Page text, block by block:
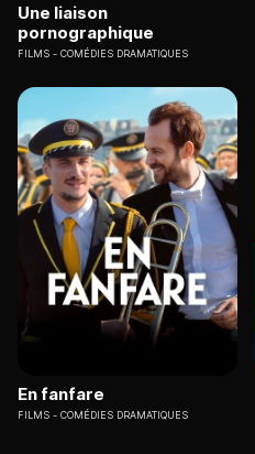
Une liaison
pornographique
FILMS COMÉDIES DRAMATIQUES
En fanfare
FILMS COMÉDIES DRAMATIQUES